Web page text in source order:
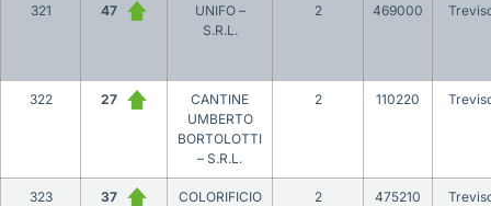
321 47
UNIFO –
S.R.L.
2 469000
322 27
CANTINE
UMBERTO
BORTOLOTTI
– S.R.L.
2 110220
323 37
COLORIFICIO
2 475210